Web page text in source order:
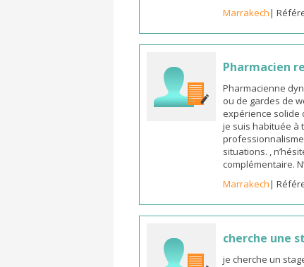
Marrakech|
Pharmacien
Pharmacienne
ou de gardes de
expérience solide
je suis habituée à
situations. ,
complémentaire.
Marrakech|
cherche une
je cherche un